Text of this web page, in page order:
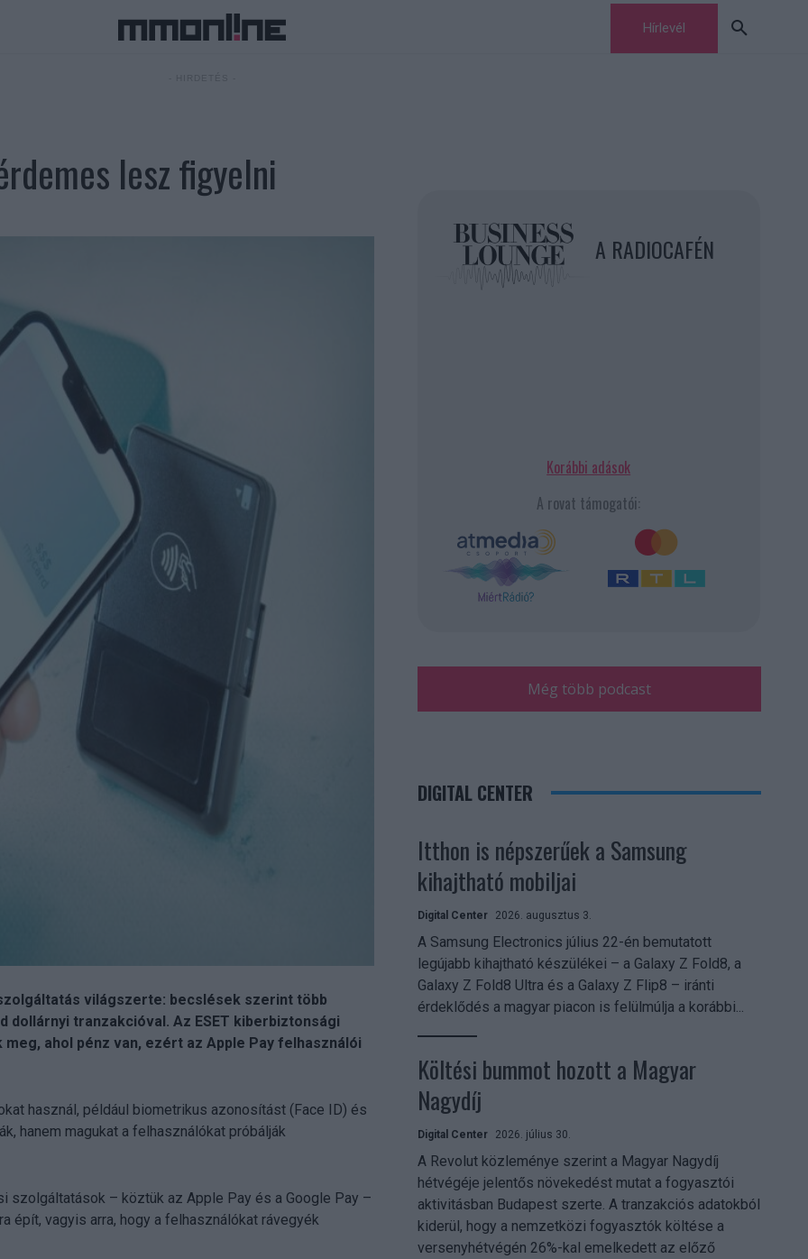
Hírlevél
lesz figyelni
világszerte: becslések szerint több
tranzakcióval. Az ESET kiberbiztonsági
ahol pénz van, ezért az Apple Pay felhasználói
használ, például biometrikus azonosítást (Face ID) és
hanem magukat a felhasználókat próbálják
– köztük az Apple Pay és a Google Pay –
épít, vagyis arra, hogy a felhasználókat rávegyék
A RADIOCAFÉN
Korábbi adások
A rovat támogatói:
Még több podcast
DIGITAL CENTER
Itthon is népszerűek a Samsung
kihajtható mobiljai
Digital Center 2026. augusztus 3.
A Samsung Electronics július 22-én bemutatott
legújabb kihajtható készülékei – a Galaxy Z Fold8, a
Galaxy Z Fold8 Ultra és a Galaxy Z Flip8 – iránti
érdeklődés a magyar piacon is felülmúlja a korábbi...
Költési bummot hozott a Magyar
Nagydíj
Digital Center 2026. július 30.
A Revolut közleménye szerint a Magyar Nagydíj
hétvégéje jelentős növekedést mutat a fogyasztói
aktivitásban Budapest szerte. A tranzakciós adatokból
kiderül, hogy a nemzetközi fogyasztók költése a
versenyhétvégén 26%-kal emelkedett az előző